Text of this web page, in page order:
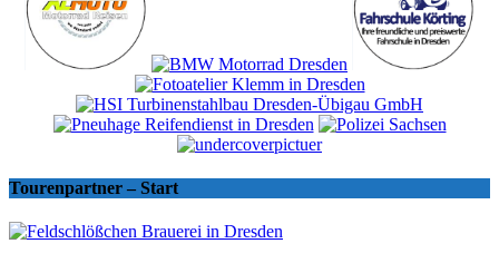
Tourenpartner – Start